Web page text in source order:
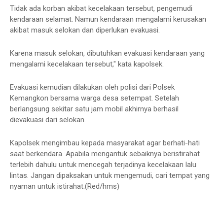
Tidak ada korban akibat kecelakaan tersebut, pengemudi
kendaraan selamat. Namun kendaraan mengalami kerusakan
akibat masuk selokan dan diperlukan evakuasi.
Karena masuk selokan, dibutuhkan evakuasi kendaraan yang
mengalami kecelakaan tersebut," kata kapolsek.
Evakuasi kemudian dilakukan oleh polisi dari Polsek
Kemangkon bersama warga desa setempat. Setelah
berlangsung sekitar satu jam mobil akhirnya berhasil
dievakuasi dari selokan.
Kapolsek mengimbau kepada masyarakat agar berhati-hati
saat berkendara. Apabila mengantuk sebaiknya beristirahat
terlebih dahulu untuk mencegah terjadinya kecelakaan lalu
lintas. Jangan dipaksakan untuk mengemudi, cari tempat yang
nyaman untuk istirahat.(Red/hms)